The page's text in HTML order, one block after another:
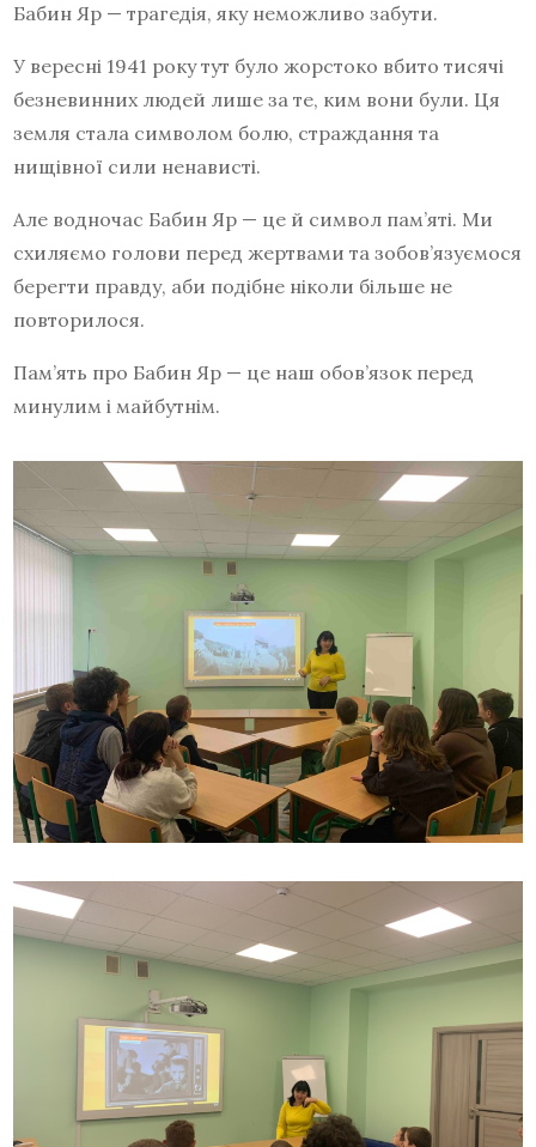
Бабин Яр — трагедія, яку неможливо забути.
У вересні 1941 року тут було жорстоко вбито тисячі
безневинних людей лише за те, ким вони були. Ця
земля стала символом болю, страждання та
нищівної сили ненависті.
Але водночас Бабин Яр — це й символ пам’яті. Ми
схиляємо голови перед жертвами та зобов’язуємося
берегти правду, аби подібне ніколи більше не
повторилося.
Пам’ять про Бабин Яр — це наш обов’язок перед
минулим і майбутнім.